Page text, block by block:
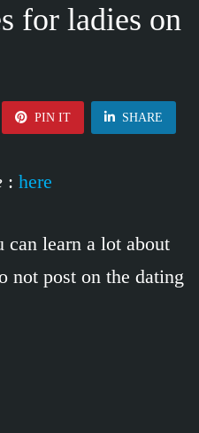
for ladies on
PIN IT SHARE
: here
can learn a lot about
not post on the dating